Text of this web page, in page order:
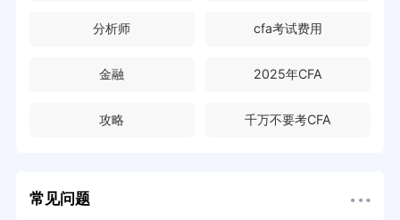
分析师 cfa考试费用
金融 2025年CFA
攻略 千万不要考CFA
常见问题